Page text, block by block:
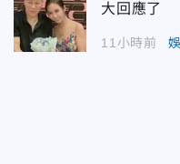
大回應了
11小時前